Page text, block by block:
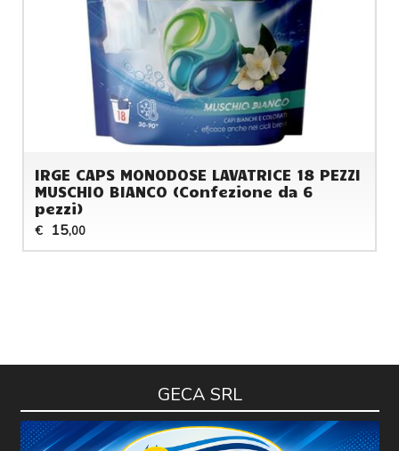
IRGE CAPS MONODOSE LAVATRICE 18 PEZZI
MUSCHIO BIANCO (Confezione da 6
pezzi)
€ 15,00
GECA SRL